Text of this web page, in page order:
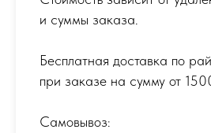
и суммы заказа.
Бесплатная доставка по
при заказе на сумму от
Самовывоз: